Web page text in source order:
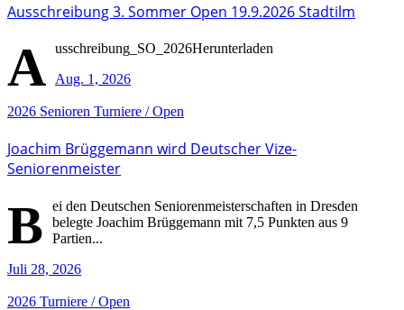
Ausschreibung 3. Sommer Open 19.9.2026 Stadtilm
A usschreibung_SO_2026Herunterladen
Aug. 1, 2026
2026 Senioren Turniere / Open
Joachim Brüggemann wird Deutscher Vize-
Seniorenmeister
B
ei den Deutschen Seniorenmeisterschaften in Dresden
belegte Joachim Brüggemann mit 7,5 Punkten aus 9
Partien...
Juli 28, 2026
2026 Turniere / Open